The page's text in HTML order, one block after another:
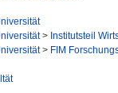
> Institutsteil
> FIM